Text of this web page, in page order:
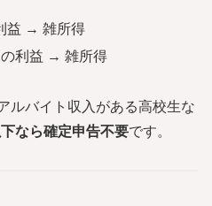
益 → 雑所得
利益 → 雑所得
ルバイト収入がある高校生な
なら確定申告不要です。